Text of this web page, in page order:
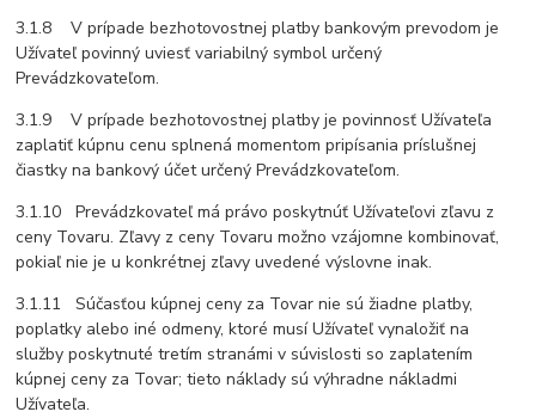
3.1.8 V prípade bezhotovostnej platby bankovým prevodom je
Užívateľ povinný uviesť variabilný symbol určený
Prevádzkovateľom.
3.1.9 V prípade bezhotovostnej platby je povinnosť Užívateľa
zaplatiť kúpnu cenu splnená momentom pripísania príslušnej
čiastky na bankový účet určený Prevádzkovateľom.
3.1.10 Prevádzkovateľ má právo poskytnúť Užívateľovi zľavu z
ceny Tovaru. Zľavy z ceny Tovaru možno vzájomne kombinovať,
pokiaľ nie je u konkrétnej zľavy uvedené výslovne inak.
3.1.11 Súčasťou kúpnej ceny za Tovar nie sú žiadne platby,
poplatky alebo iné odmeny, ktoré musí Užívateľ vynaložiť na
služby poskytnuté tretím stranámi v súvislosti so zaplatením
kúpnej ceny za Tovar; tieto náklady sú výhradne nákladmi
Užívateľa.